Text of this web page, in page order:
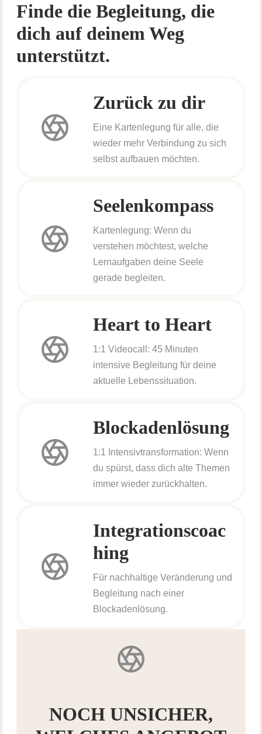
Finde die Begleitung, die
dich auf deinem Weg
unterstützt.
Zurück zu dir
Eine Kartenlegung für alle, die
wieder mehr Verbindung zu sich
selbst aufbauen möchten.
Seelenkompass
Kartenlegung: Wenn du
verstehen möchtest, welche
Lernaufgaben deine Seele
gerade begleiten.
Heart to Heart
1:1 Videocall: 45 Minuten
intensive Begleitung für deine
aktuelle Lebenssituation.
Blockadenlösung
1:1 Intensivtransformation: Wenn
du spürst, dass dich alte Themen
immer wieder zurückhalten.
Integrationscoac
hing
Für nachhaltige Veränderung und
Begleitung nach einer
Blockadenlösung.
NOCH UNSICHER,